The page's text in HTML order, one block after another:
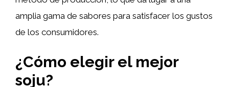
amplia gama de sabores para satisfacer los gustos
de los consumidores.
¿Cómo elegir el mejor
soju?